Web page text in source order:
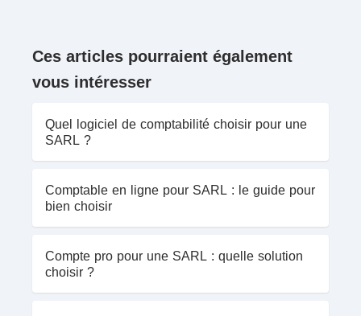
Ces articles pourraient également
vous intéresser
Quel logiciel de comptabilité choisir pour une
SARL ?
Comptable en ligne pour SARL : le guide pour
bien choisir
Compte pro pour une SARL : quelle solution
choisir ?